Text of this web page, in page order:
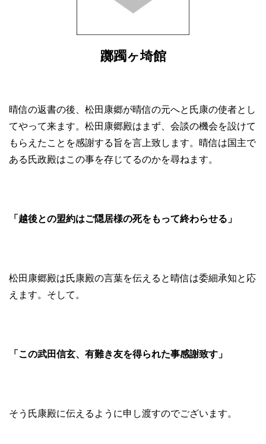
躑躅ヶ埼館
晴信の返書の後、松田康郷が晴信の元へと氏康の使者とし
てやって来ます。松田康郷殿はまず、会談の機会を設けて
もらえたことを感謝する旨を言上致します。晴信は国主で
ある氏政殿はこの事を存じてるのかを尋ねます。
「越後との盟約はご隠居様の死をもって終わらせる」
松田康郷殿は氏康殿の言葉を伝えると晴信は委細承知と応
えます。そして。
「この武田信玄、有難き友を得られた事感謝致す」
そう氏康殿に伝えるように申し渡すのでございます。